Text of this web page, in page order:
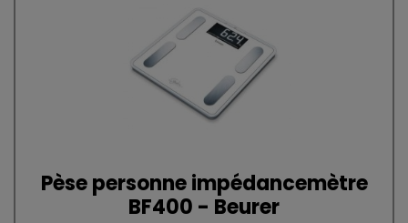
Pèse personne impédancemètre
BF400 - Beurer